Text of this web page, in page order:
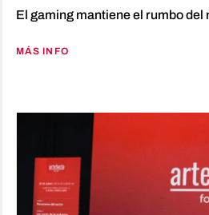
El gaming mantiene el rumbo del
MÁS INFO